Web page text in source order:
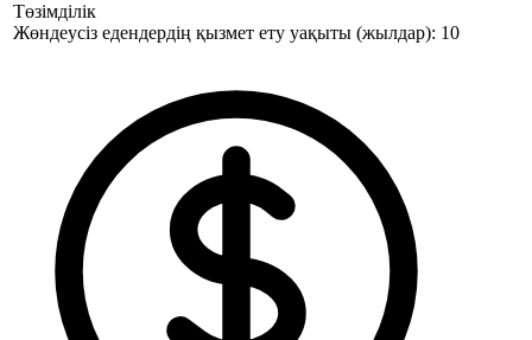
Төзімділік
Жөндеусіз едендердің қызмет ету уақыты (жылдар): 10